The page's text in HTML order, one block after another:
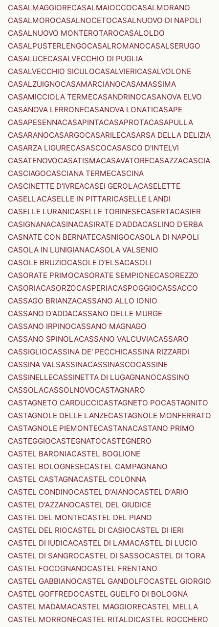
CASALMAGGIORECASALMAIOCCOCASALMORANO
CASALMOROCASALNOCETOCASALNUOVO DI NAPOLI
CASALNUOVO MONTEROTAROCASALOLDO
CASALPUSTERLENGOCASALROMANOCASALSERUGO
CASALUCECASALVECCHIO DI PUGLIA
CASALVECCHIO SICULOCASALVIERICASALVOLONE
CASALZUIGNOCASAMARCIANOCASAMASSIMA
CASAMICCIOLA TERMECASANDRINOCASANOVA ELVO
CASANOVA LERRONECASANOVA LONATICASAPE
CASAPESENNACASAPINTACASAPROTACASAPULLA
CASARANOCASARGOCASARILECASARSA DELLA DELIZIA
CASARZA LIGURECASASCOCASASCO D'INTELVI
CASATENOVOCASATISMACASAVATORECASAZZACASCIA
CASCIAGOCASCIANA TERMECASCINA
CASCINETTE D'IVREACASEI GEROLACASELETTE
CASELLACASELLE IN PITTARICASELLE LANDI
CASELLE LURANICASELLE TORINESECASERTACASIER
CASIGNANACASINACASIRATE D'ADDACASLINO D'ERBA
CASNATE CON BERNATECASNIGOCASOLA DI NAPOLI
CASOLA IN LUNIGIANACASOLA VALSENIO
CASOLE BRUZIOCASOLE D'ELSACASOLI
CASORATE PRIMOCASORATE SEMPIONECASOREZZO
CASORIACASORZOCASPERIACASPOGGIOCASSACCO
CASSAGO BRIANZACASSANO ALLO IONIO
CASSANO D'ADDACASSANO DELLE MURGE
CASSANO IRPINOCASSANO MAGNAGO
CASSANO SPINOLACASSANO VALCUVIACASSARO
CASSIGLIOCASSINA DE' PECCHICASSINA RIZZARDI
CASSINA VALSASSINACASSINASCOCASSINE
CASSINELLECASSINETTA DI LUGAGNANOCASSINO
CASSOLACASSOLNOVOCASTAGNARO
CASTAGNETO CARDUCCICASTAGNETO POCASTAGNITO
CASTAGNOLE DELLE LANZECASTAGNOLE MONFERRATO
CASTAGNOLE PIEMONTECASTANACASTANO PRIMO
CASTEGGIOCASTEGNATOCASTEGNERO
CASTEL BARONIACASTEL BOGLIONE
CASTEL BOLOGNESECASTEL CAMPAGNANO
CASTEL CASTAGNACASTEL COLONNA
CASTEL CONDINOCASTEL D'AIANOCASTEL D'ARIO
CASTEL D'AZZANOCASTEL DEL GIUDICE
CASTEL DEL MONTECASTEL DEL PIANO
CASTEL DEL RIOCASTEL DI CASIOCASTEL DI IERI
CASTEL DI IUDICACASTEL DI LAMACASTEL DI LUCIO
CASTEL DI SANGROCASTEL DI SASSOCASTEL DI TORA
CASTEL FOCOGNANOCASTEL FRENTANO
CASTEL GABBIANOCASTEL GANDOLFOCASTEL GIORGIO
CASTEL GOFFREDOCASTEL GUELFO DI BOLOGNA
CASTEL MADAMACASTEL MAGGIORECASTEL MELLA
CASTEL MORRONECASTEL RITALDICASTEL ROCCHERO